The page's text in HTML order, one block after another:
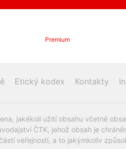
Premium
Etický kodex Kontakty
jakékoli užití obsahu včetné
ČTK, jehož obsah je
veřejnosti, a to jakýmkoliv